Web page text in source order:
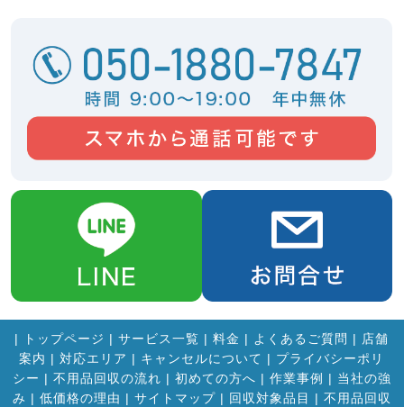
| トップページ | サービス一覧 | 料金 | よくあるご質問 | 店舗
案内 | 対応エリア | キャンセルについて | プライバシーポリ
シー | 不用品回収の流れ | 初めての方へ | 作業事例 | 当社の強
み | 低価格の理由 | サイトマップ| 回収対象品目 | 不用品回収